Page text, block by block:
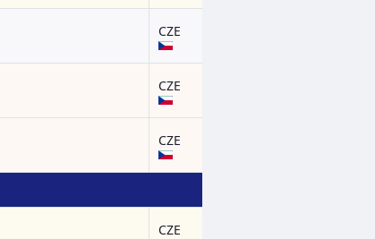
CZE
CZE
CZE
CZE